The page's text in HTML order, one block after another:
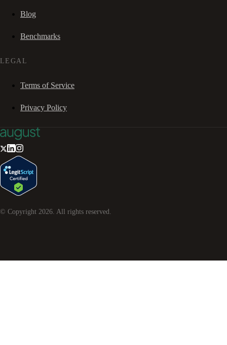
Blog
Benchmarks
LEGAL
Terms of Service
Privacy Policy
© Copyright 2026 . All rights reserved.